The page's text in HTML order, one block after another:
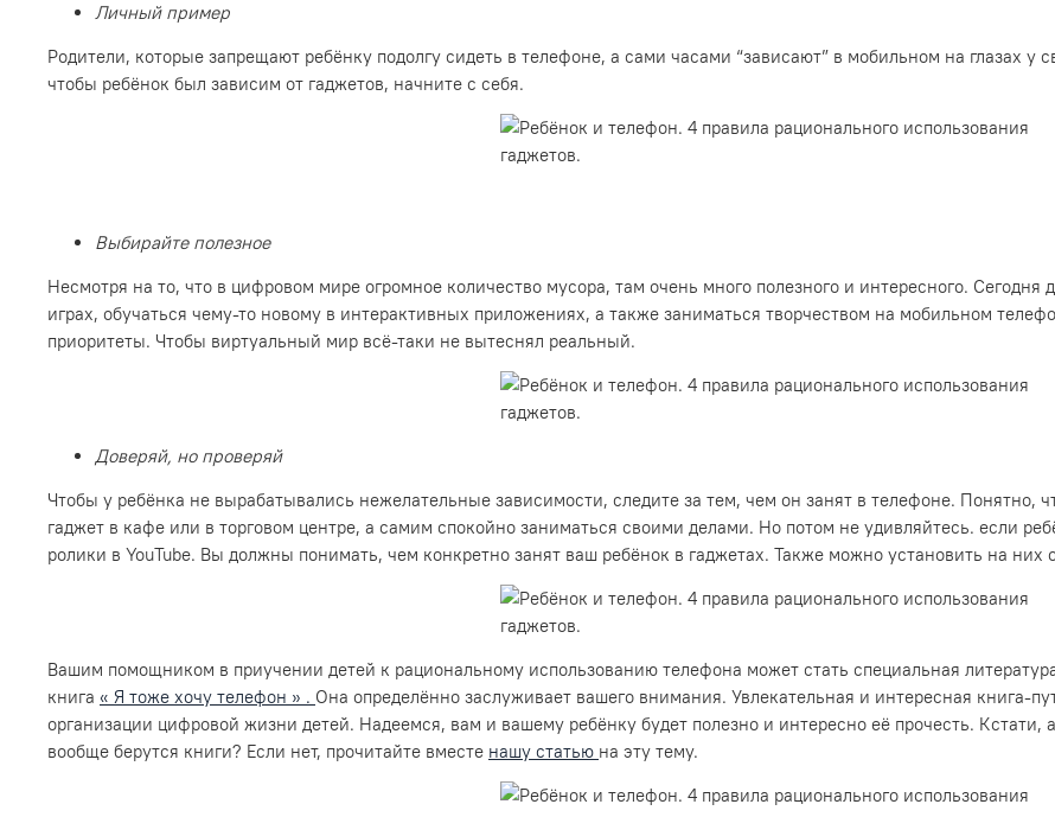
Личный пример
Родители, которые запрещают ребёнку подолгу сидеть в телефоне, а сами часами “зависают” в мобильном на глазах
чтобы ребёнок был зависим от гаджетов, начните с себя.
Выбирайте полезное
Несмотря на то, что в цифровом мире огромное количество мусора, там очень много полезного и интересного.
играх, обучаться чему-то новому в интерактивных приложениях, а также заниматься творчеством на мобильном
приоритеты. Чтобы виртуальный мир всё-таки не вытеснял реальный.
Доверяй, но проверяй
Чтобы у ребёнка не вырабатывались нежелательные зависимости, следите за тем, чем он занят в телефоне. Понятно,
гаджет в кафе или в торговом центре, а самим спокойно заниматься своими делами. Но потом не удивляйтесь. если
ролики в YouTube. Вы должны понимать, чем конкретно занят ваш ребёнок в гаджетах. Также можно установить на
Вашим помощником в приучении детей к рациональному использованию телефона может стать специальная
книга « Я тоже хочу телефон » . Она определённо заслуживает вашего внимания. Увлекательная и интересная книга-
организации цифровой жизни детей. Надеемся, вам и вашему ребёнку будет полезно и интересно её прочесть. Кстати,
вообще берутся книги? Если нет, прочитайте вместе нашу статью на эту тему.